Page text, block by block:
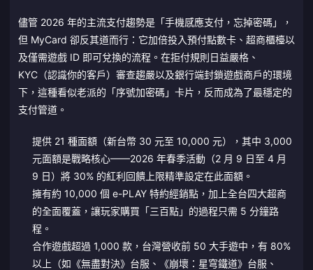
儘管 2026 年的主流支付趨勢是「手機感應支付，忘掉密碼」，
但 MyCard 卻反其道而行：它加倍投入預付點數卡、超商櫃檯以
及僅需遊戲 ID 即可兌換的流程。在拒付規則日益嚴格、
KYC（認識你的客戶）審查趨嚴以及銀行端封鎖遊戲商戶的環境
下，這種看似老派的「序號加密碼」卡片，反而成為了最穩定的
支付管道。
提供 21 種面額（新台幣 30 元至 10,000 元），其中 3,000
元面額是戰略核心——2026 年春季活動（2 月 9 日至 4 月
9 日）將 30% 的紅利回饋上限精準設定在此面額。
擁有約 10,000 個 e-PLAY 特約經銷點，加上全台四大超商
的全面覆蓋，讓玩家購買「三百點」的過程只需 5 分鐘路
程。
合作遊戲超過 1,000 款，台灣營收前 50 大手遊中，有 80%
以上（如《無盡對決》台服、《崩壞：星穹鐵道》台服、